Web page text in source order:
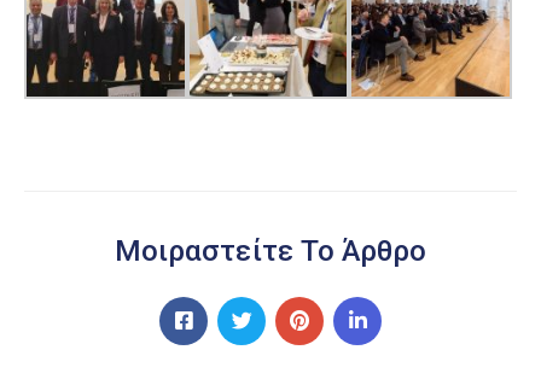
Μοιραστείτε Το Άρθρο